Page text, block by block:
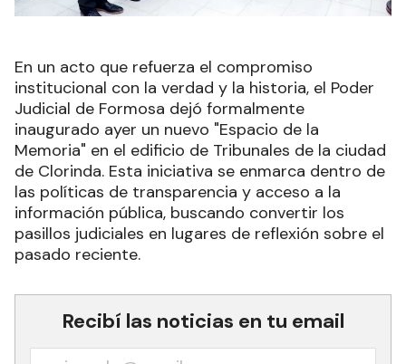
En un acto que refuerza el compromiso
institucional con la verdad y la historia, el Poder
Judicial de Formosa dejó formalmente
inaugurado ayer un nuevo "Espacio de la
Memoria" en el edificio de Tribunales de la ciudad
de Clorinda. Esta iniciativa se enmarca dentro de
las políticas de transparencia y acceso a la
información pública, buscando convertir los
pasillos judiciales en lugares de reflexión sobre el
pasado reciente.
Recibí las noticias en tu email